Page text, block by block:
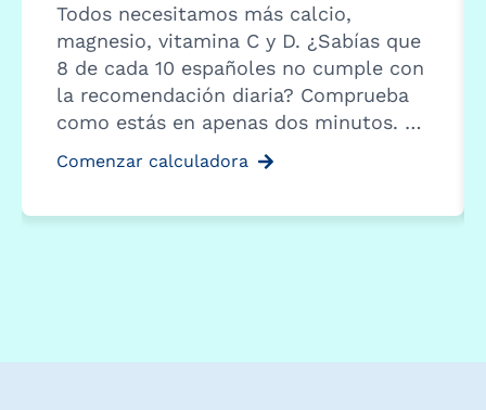
Todos necesitamos más calcio,
magnesio, vitamina C y D. ¿Sabías que
8 de cada 10 españoles no cumple con
la recomendación diaria? Comprueba
como estás en apenas dos minutos. …
Comenzar calculadora